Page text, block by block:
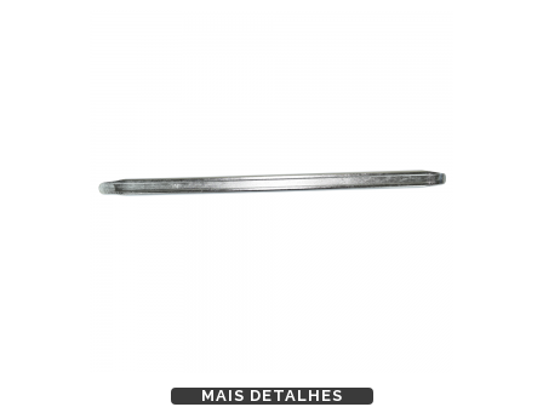
MAIS DETALHES